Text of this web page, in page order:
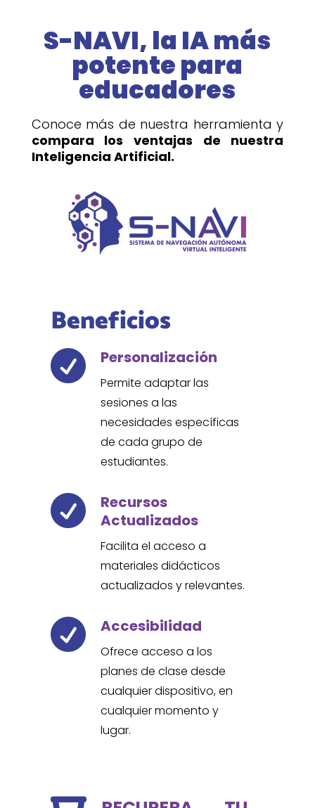
S-NAVI, la IA más
potente para
educadores
Conoce más de nuestra herramienta y
compara los ventajas de nuestra
Inteligencia Artificial.
Beneficios
 Personalización
Permite adaptar las
sesiones a las
necesidades específicas
de cada grupo de
estudiantes.

Recursos
Actualizados
Facilita el acceso a
materiales didácticos
actualizados y relevantes.
 Accesibilidad
Ofrece acceso a los
planes de clase desde
cualquier dispositivo, en
cualquier momento y
lugar.